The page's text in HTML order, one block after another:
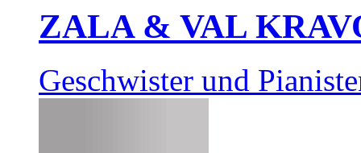
ZALA & VAL
Geschwister und